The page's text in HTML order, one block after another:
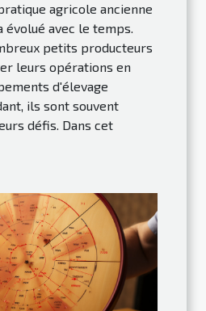
agricole ancienne
évolué avec le temps.
petits producteurs
leurs opérations en
d'élevage
ils sont souvent
défis. Dans cet